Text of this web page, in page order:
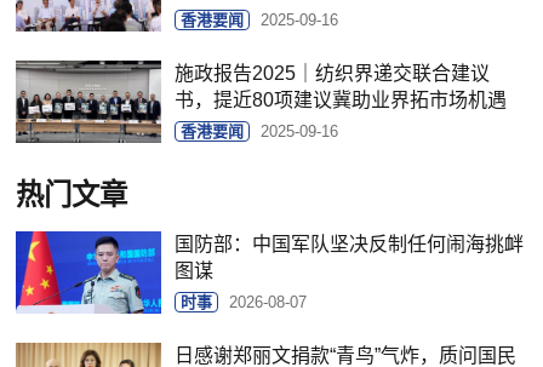
香港要闻 2025-09-16
施政报告2025｜纺织界递交联合建议
书，提近80项建议冀助业界拓市场机遇
香港要闻 2025-09-16
热门文章
国防部：中国军队坚决反制任何闹海挑衅
图谋
时事 2026-08-07
日感谢郑丽文捐款“青鸟”气炸，质问国民